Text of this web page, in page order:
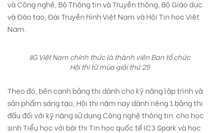
và Công nghệ, Bộ Thông tin và Truyền thông, Bộ Giáo dục
và Đào tạo, Đài Truyền hình Việt Nam và Hội Tin học Việt
Nam.
IIG Việt Nam chính thức là thành viên Ban tổ chức
Hội thi từ mùa giải thứ 25
Theo đó, bên cạnh bảng thi dành cho kỹ năng lập trình và
sản phẩm sáng tạo, Hội thi năm nay dành riêng 1 bảng thi
đấu đối với kỹ năng sử dụng Công nghệ thông tin cho học
sinh Tiểu học với bài thi Tin học quốc tế IC3 Spark và học